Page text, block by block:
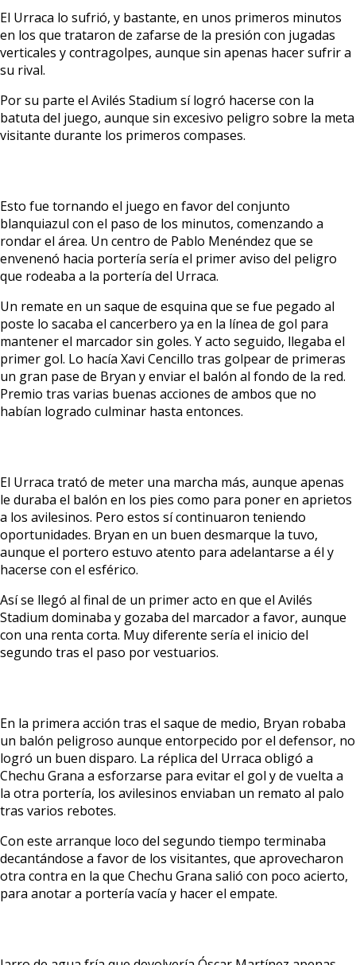
El Urraca lo sufrió, y bastante, en unos primeros minutos
en los que trataron de zafarse de la presión con jugadas
verticales y contragolpes, aunque sin apenas hacer sufrir a
su rival.
Por su parte el Avilés Stadium sí logró hacerse con la
batuta del juego, aunque sin excesivo peligro sobre la meta
visitante durante los primeros compases.
Esto fue tornando el juego en favor del conjunto
blanquiazul con el paso de los minutos, comenzando a
rondar el área. Un centro de Pablo Menéndez que se
envenenó hacia portería sería el primer aviso del peligro
que rodeaba a la portería del Urraca.
Un remate en un saque de esquina que se fue pegado al
poste lo sacaba el cancerbero ya en la línea de gol para
mantener el marcador sin goles. Y acto seguido, llegaba el
primer gol. Lo hacía Xavi Cencillo tras golpear de primeras
un gran pase de Bryan y enviar el balón al fondo de la red.
Premio tras varias buenas acciones de ambos que no
habían logrado culminar hasta entonces.
El Urraca trató de meter una marcha más, aunque apenas
le duraba el balón en los pies como para poner en aprietos
a los avilesinos. Pero estos sí continuaron teniendo
oportunidades. Bryan en un buen desmarque la tuvo,
aunque el portero estuvo atento para adelantarse a él y
hacerse con el esférico.
Así se llegó al final de un primer acto en que el Avilés
Stadium dominaba y gozaba del marcador a favor, aunque
con una renta corta. Muy diferente sería el inicio del
segundo tras el paso por vestuarios.
En la primera acción tras el saque de medio, Bryan robaba
un balón peligroso aunque entorpecido por el defensor, no
logró un buen disparo. La réplica del Urraca obligó a
Chechu Grana a esforzarse para evitar el gol y de vuelta a
la otra portería, los avilesinos enviaban un remato al palo
tras varios rebotes.
Con este arranque loco del segundo tiempo terminaba
decantándose a favor de los visitantes, que aprovecharon
otra contra en la que Chechu Grana salió con poco acierto,
para anotar a portería vacía y hacer el empate.